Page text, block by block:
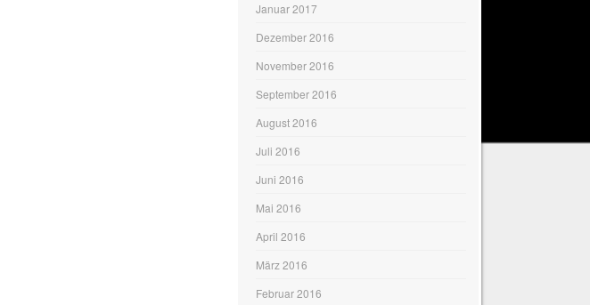
Januar 2017
Dezember 2016
November 2016
September 2016
August 2016
Juli 2016
Juni 2016
Mai 2016
April 2016
März 2016
Februar 2016